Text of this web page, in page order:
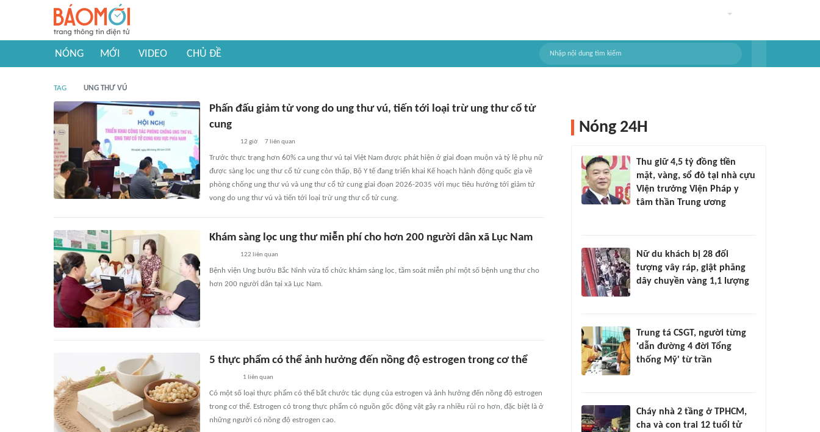
NÓNG MỚI VIDEO CHỦ ĐỀ
TAG UNG THƯ VÚ
Phấn đấu giảm tử vong do ung thư vú, tiến tới loại trừ ung thư cổ tử
cung
12 giờ 7 liên quan
Trước thực trạng hơn 60% ca ung thư vú tại Việt Nam được phát hiện ở giai đoạn muộn và tỷ lệ phụ nữ
được sàng lọc ung thư cổ tử cung còn thấp, Bộ Y tế đang triển khai Kế hoạch hành động quốc gia về
phòng chống ung thư vú và ung thư cổ tử cung giai đoạn 2026-2035 với mục tiêu hướng tới giảm tử
vong do ung thư vú và tiến tới loại trừ ung thư cổ tử cung.
Khám sàng lọc ung thư miễn phí cho hơn 200 người dân xã Lục Nam
122 liên quan
Bệnh viện Ung bướu Bắc Ninh vừa tổ chức khám sàng lọc, tầm soát miễn phí một số bệnh ung thư cho
hơn 200 người dân tại xã Lục Nam.
5 thực phẩm có thể ảnh hưởng đến nồng độ estrogen trong cơ thể
1 liên quan
Có một số loại thực phẩm có thể bắt chước tác dụng của estrogen và ảnh hưởng đến nồng độ estrogen
trong cơ thể. Estrogen có trong thực phẩm có nguồn gốc động vật gây ra nhiều rủi ro hơn, đặc biệt là ở
những người có nồng độ estrogen cao.
Nóng 24H
Thu giữ 4,5 tỷ đồng tiền
mặt, vàng, sổ đỏ tại nhà cựu
Viện trưởng Viện Pháp y
tâm thần Trung ương
Nữ du khách bị 28 đối
tượng vây ráp, giật phăng
dây chuyền vàng 1,1 lượng
Trung tá CSGT, người từng
'dẫn đường 4 đời Tổng
thống Mỹ' từ trần
Cháy nhà 2 tầng ở TPHCM,
cha và con trai 12 tuổi tử